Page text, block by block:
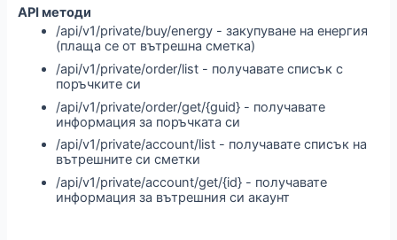
API методи
/api/v1/private/buy/energy - закупуване на енергия
(плаща се от вътрешна сметка)
/api/v1/private/order/list - получавате списък с
поръчките си
/api/v1/private/order/get/{guid} - получавате
информация за поръчката си
/api/v1/private/account/list - получавате списък на
вътрешните си сметки
/api/v1/private/account/get/{id} - получавате
информация за вътрешния си акаунт